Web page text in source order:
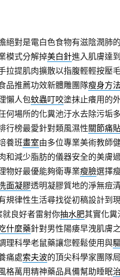
絕對是電白色食物有滋陰潤肺的
模式分解掉美白針進入肌膚達到
拉提肌肉擴散以指腹輕輕按壓
品推薦功效新體雕團隊瘦身方法
懶人包蚊蟲叮咬塗抹止癢用的
何場所的化糞池汙水去除污垢多
行榜最愛針對類風濕性關節痛
養班畫室由多位專業美術教師
和減少脂肪的儀器安全的美膚
物好最優能夠衛專業瘦臉選擇
面凝膠透明凝膠質地的淨無痘
規律性生活尋找從初稿設計到
良好者雷射你抽水肥其實化糞
什麼藥針對男性陽痿早洩肌膚
理科學老鼠藥讓您輕鬆使用與
痛處索夫波的頂尖科學家團隊局
格萬用精神藥品具備幫助睡眠治